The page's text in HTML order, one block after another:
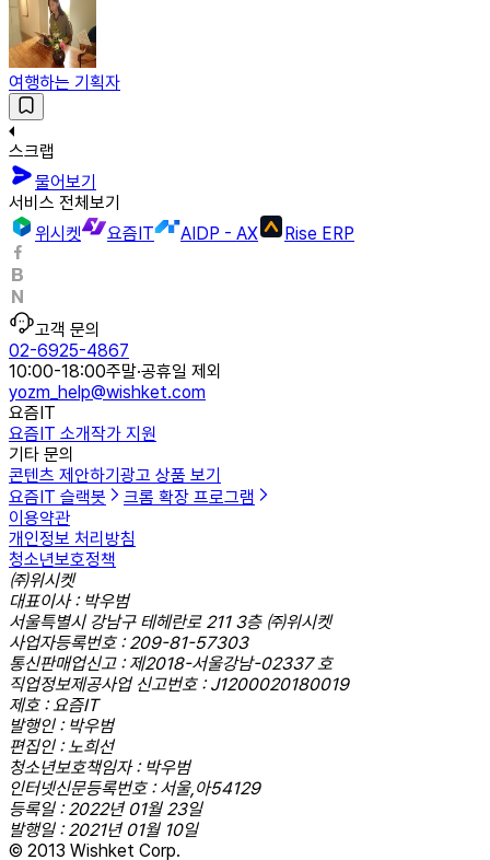
여행하는 기획자
스크랩
물어보기
서비스 전체보기
위시켓
요즘IT AIDP - AX Rise ERP
고객 문의
02-6925-4867
10:00-18:00주말·공휴일 제외
yozm_help@wishket.com
요즘IT
요즘IT 소개작가 지원
기타 문의
콘텐츠 제안하기 광고 상품 보기
요즘IT 슬랙봇
크롬 확장 프로그램
이용약관
개인정보 처리방침
청소년보호정책
㈜위시켓
대표이사 : 박우범
서울특별시 강남구 테헤란로 211 3층 ㈜위시켓
사업자등록번호 : 209-81-57303
통신판매업신고 : 제2018-서울강남-02337 호
직업정보제공사업 신고번호 : J1200020180019
제호 : 요즘IT
발행인 : 박우범
편집인 : 노희선
청소년보호책임자 : 박우범
인터넷신문등록번호 : 서울,아54129
등록일 : 2022년 01월 23일
발행일 : 2021년 01월 10일
© 2013 Wishket Corp.